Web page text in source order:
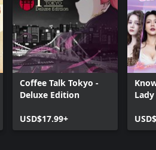
Coffee Talk Tokyo -
Deluxe Edition
USD$17.99+
Lady